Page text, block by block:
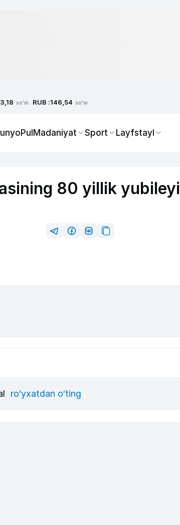
so'm RUB :146,54 so'm
PulMadaniyat Sport Layfstayl
80 yillik yubileyi
ro‘yxatdan o‘ting